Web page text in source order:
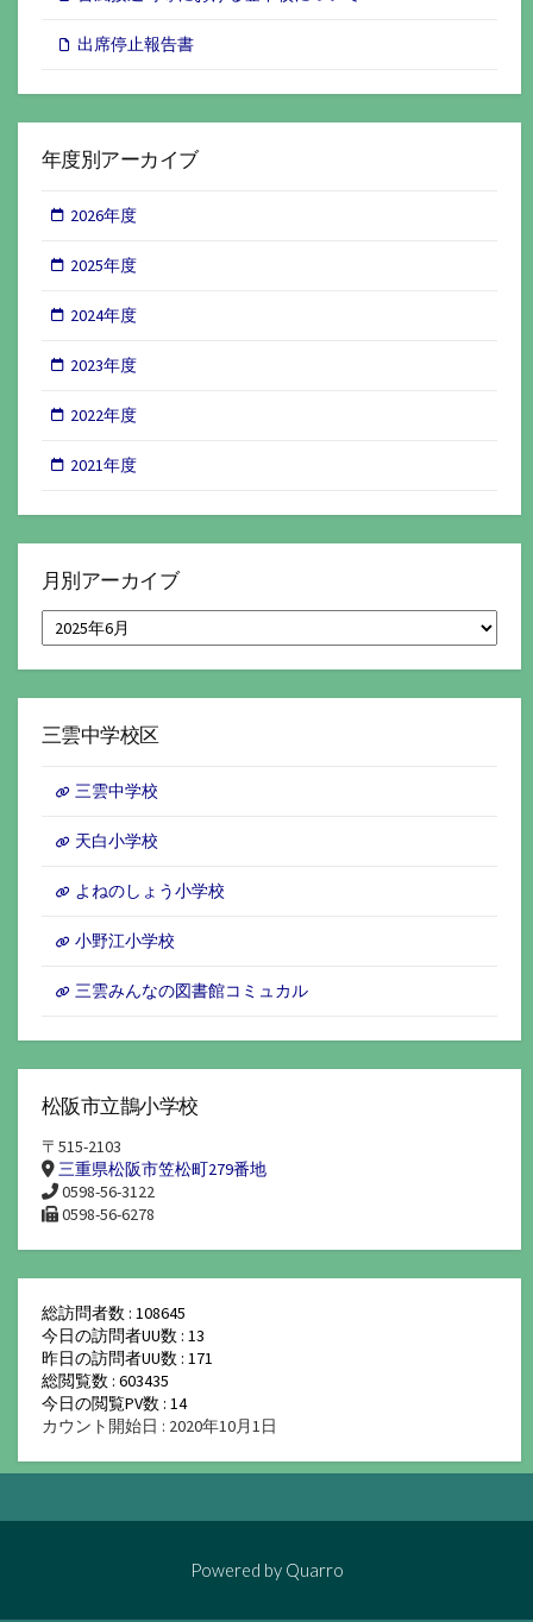
出席停止報告書
年度別アーカイブ
2026年度
2025年度
2024年度
2023年度
2022年度
2021年度
月別アーカイブ
月
別
ア
イ
三雲中学校区
三雲中学校
天白小学校
よねのしょう小学校
小野江小学校
三雲みんなの図書館コミュカル
松阪市立鵲小学校
〒515-2103
三重県松阪市笠松町279番地
0598-56-3122
0598-56-6278
総訪問者数 : 108645
今日の訪問者UU数 : 13
昨日の訪問者UU数 : 171
総閲覧数 : 603435
今日の閲覧PV数 : 14
カウント開始日 : 2020年10月1日
Powered by Quarro